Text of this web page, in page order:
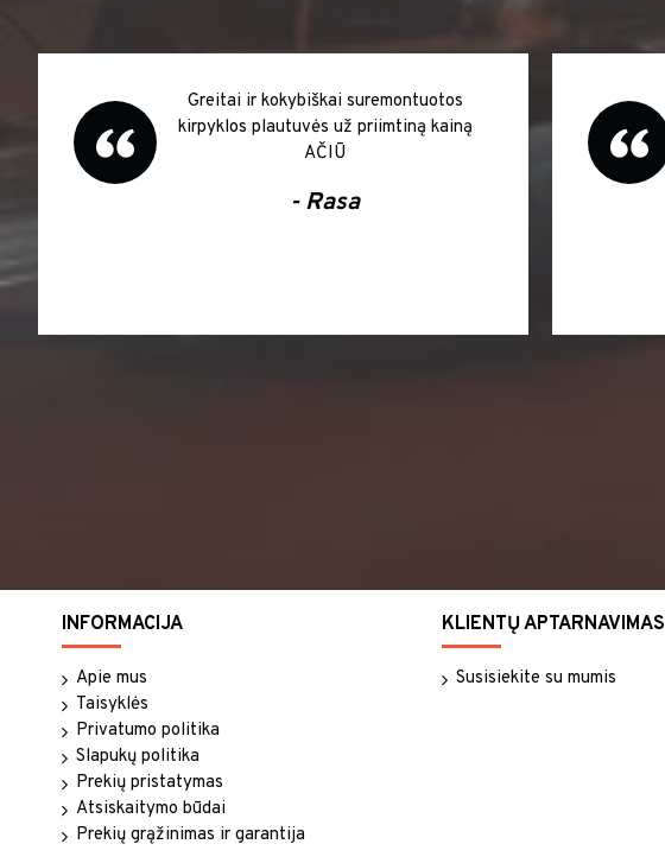
Greitai ir kokybiškai suremontuotos
kirpyklos plautuvės už priimtiną kainą
AČIŪ
- Rasa
INFORMACIJA
Apie mus
Taisyklės
Privatumo politika
Slapukų politika
Prekių pristatymas
Atsiskaitymo būdai
Prekių grąžinimas ir garantija
KLIENTŲ APTARNAVIMAS
Susisiekite su mumis